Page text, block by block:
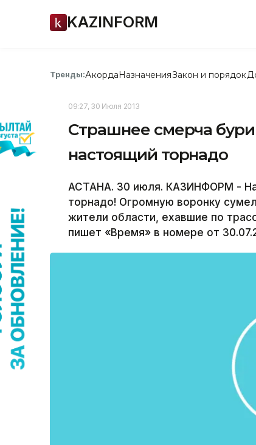
KAZINFORM
Тренды:АкордаНазначенияЗакон и порядок
09:27, 30 Июля 2013
Страшнее смерча
настоящий торнадо
АСТАНА. 30 июля. КАЗИНФОРМ - На
торнадо! Огромную воронку
жители области, ехавшие по
пишет «Время» в номере от